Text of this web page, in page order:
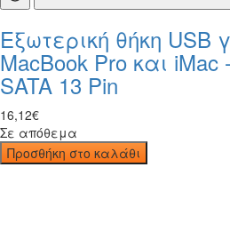
Εξωτερική θήκη USB
MacBook Pro και iMac
SATA 13 Pin
16,12€
Σε απόθεμα
Προσθήκη στο καλάθι